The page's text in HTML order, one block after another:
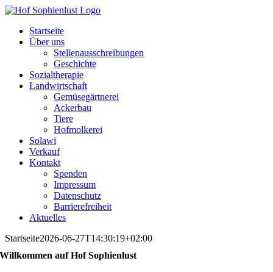
Skip
contentStartseite
Über uns
Stellenausschreibungen
Geschichte
Sozialtherapie
Landwirtschaft
Gemüsegärtnerei
Ackerbau
Tiere
Hofmolkerei
Solawi
Verkauf
Kontakt
Spenden
Impressum
Datenschutz
Barrierefreiheit
Aktuelles
Startseite2026-06-27T14:30:19+02:00
Willkommen auf Hof Sophienlust